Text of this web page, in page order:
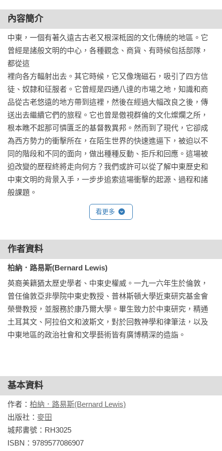
內容簡介
中東，一個有著久遠古古老又根深柢固的文化傳統的地區。它
曾經是諸般文明的中心，各種觀念、商貨、有時候包括部隊，
都從這
裡向各方輻射出去。其它時候，它又像塊磁石，吸引了四方信
徒、奴隸和征服者。它曾經是四通八達的市場之地，知識和商
品從古老悠遠的地方帶到這裡，然後在經過大幅改良之後，傳
送出去繼續它們的旅程。它也曾是傲視群倫的文化燦爛之所，
根本瞧不起那可憐匱乏的基督教異邦。然而到了現代，它卻成
為西方勢力的衝擊所在，在陌生世界的快速進逼下，被迫以不
同的階段和不同的面向，做出種種反動、拒斥和回應。這場被
迫改變的歷程終將走向何方？我們或許可以從了解中東歷史和
中東文明的背景入手，一步步追索這場衝擊的起源、過程和諸
般課題。
看更多
作者資料
柏納．路易斯(Bernard Lewis)
英裔美籍猶太歷史學者、中東史權威。一九一六年生於倫敦，
曾任倫敦亞非學院中東史教授、普林斯頓大學近東研究基金會
榮譽教授，並服務於康乃爾大學。畢生致力於中東研究，精通
土耳其文、阿拉伯文和波斯文，對於回教神學和律筆法，以及
中東地區的政治社會和文學藝術皆有廣博精深的造詣。
基本資料
作者： 柏納．路易斯(Bernard Lewis)
出版社： 麥田
城邦書號：RH3025
ISBN：9789577086907